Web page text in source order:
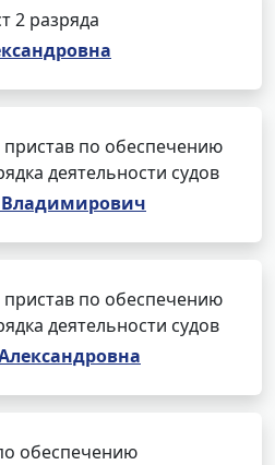
2 разряда
по обеспечению
деятельности судов
по обеспечению
деятельности судов
обеспечению